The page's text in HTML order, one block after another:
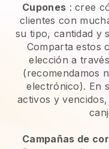
Cupones : cree
clientes con
su tipo, cantidad y
Comparta estos
elección a
(recomendamos
electrónico). En
activos y
Campañas de